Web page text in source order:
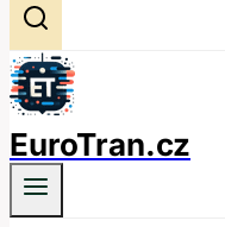
EuroTran.cz